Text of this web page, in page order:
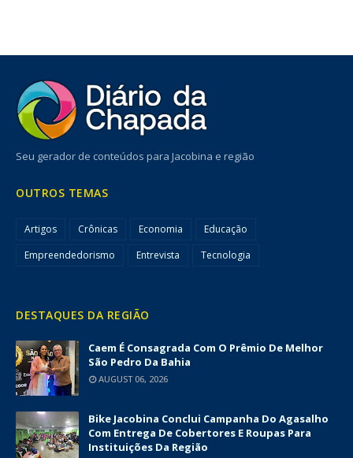
Seu gerador de conteúdos para Jacobina e região
OUTROS TEMAS
Artigos Crônicas Economia
Educação
Empreendedorismo
Entrevista Tecnologia
DESTAQUES DA REGIÃO
Caem É Consagrada Com O Prêmio De Melhor
São Pedro Da Bahia
AUGUST 06, 2026
Bike Jacobina Conclui Campanha Do Agasalho
Com Entrega De Cobertores E Roupas Para
Instituições Da Região